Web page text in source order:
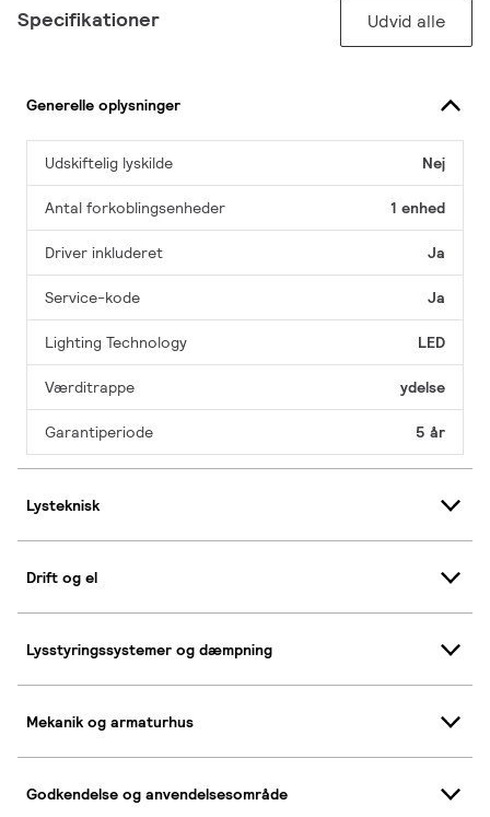
Specifikationer Udvid alle
Generelle oplysninger
Udskiftelig lyskilde Nej
Antal forkoblingsenheder 1 enhed
Driver inkluderet Ja
Service-kode Ja
Lighting Technology LED
Værditrappe ydelse
Garantiperiode 5 år
Lysteknisk
Drift og el
Lysstyringssystemer og dæmpning
Mekanik og armaturhus
Godkendelse og anvendelsesområde